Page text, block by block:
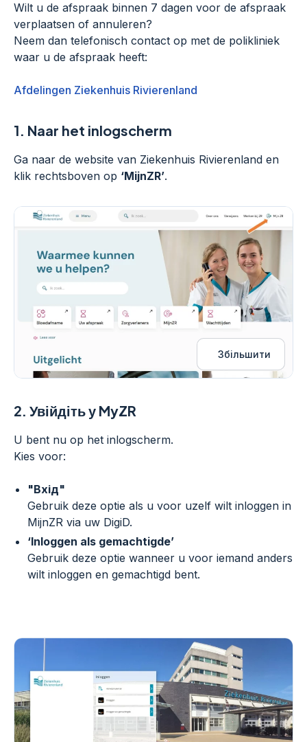
Wilt u de afspraak binnen 7 dagen voor de afspraak
verplaatsen of annuleren?
Neem dan telefonisch contact op met de polikliniek
waar u de afspraak heeft:
Afdelingen Ziekenhuis Rivierenland
1. Naar het inlogscherm
Ga naar de website van Ziekenhuis Rivierenland en
klik rechtsboven op ‘MijnZR’.
Збільшити
2. Увійдіть у MyZR
U bent nu op het inlogscherm.
Kies voor:
"Вхід"
Gebruik deze optie als u voor uzelf wilt inloggen in
MijnZR via uw DigiD.
‘Inloggen als gemachtigde’
Gebruik deze optie wanneer u voor iemand anders
wilt inloggen en gemachtigd bent.